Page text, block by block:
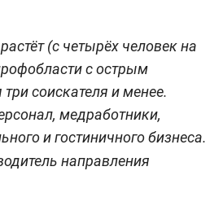
(с четырёх человек на
с острым
соискателя и менее.
медработники,
и гостиничного бизнеса.
направления